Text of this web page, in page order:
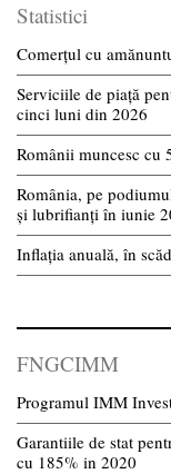
Statistici
Comerțul cu
Serviciile de piață
cinci luni din 2026
Românii muncesc cu
România, pe
și lubrifianți în iunie
Inflația anuală, în
FNGCIMM
Programul IMM
Garantiile de stat
cu 185% in 2020